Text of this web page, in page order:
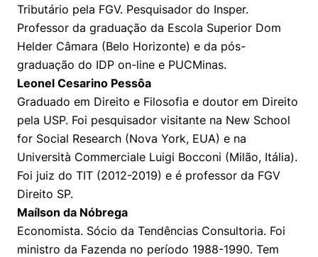
Tributário pela FGV. Pesquisador do Insper.
Professor da graduação da Escola Superior Dom
Helder Câmara (Belo Horizonte) e da pós-
graduação do IDP on-line e PUCMinas.
Leonel Cesarino Pessôa
Graduado em Direito e Filosofia e doutor em Direito
pela USP. Foi pesquisador visitante na New School
for Social Research (Nova York, EUA) e na
Università Commerciale Luigi Bocconi (Milão, Itália).
Foi juiz do TIT (2012-2019) e é professor da FGV
Direito SP.
Maílson da Nóbrega
Economista. Sócio da Tendências Consultoria. Foi
ministro da Fazenda no período 1988-1990. Tem